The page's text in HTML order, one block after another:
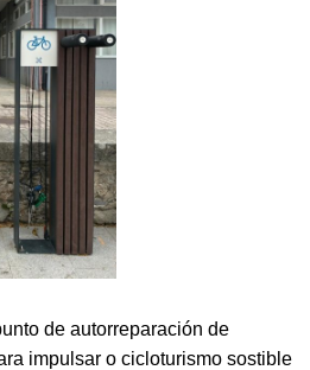
de autorreparación de
impulsar o cicloturismo sostible